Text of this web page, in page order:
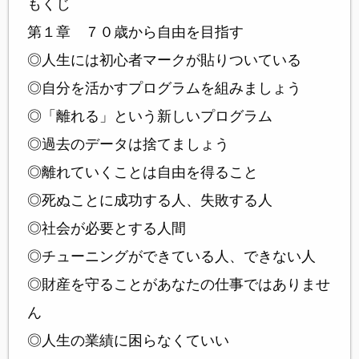
もくじ
第１章 ７０歳から自由を目指す
◎人生には初心者マークが貼りついている
◎自分を活かすプログラムを組みましょう
◎「離れる」という新しいプログラム
◎過去のデータは捨てましょう
◎離れていくことは自由を得ること
◎死ぬことに成功する人、失敗する人
◎社会が必要とする人間
◎チューニングができている人、できない人
◎財産を守ることがあなたの仕事ではありませ
ん
◎人生の業績に困らなくていい